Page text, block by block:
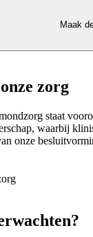
Maak
zorg
staat
waarbij
onze